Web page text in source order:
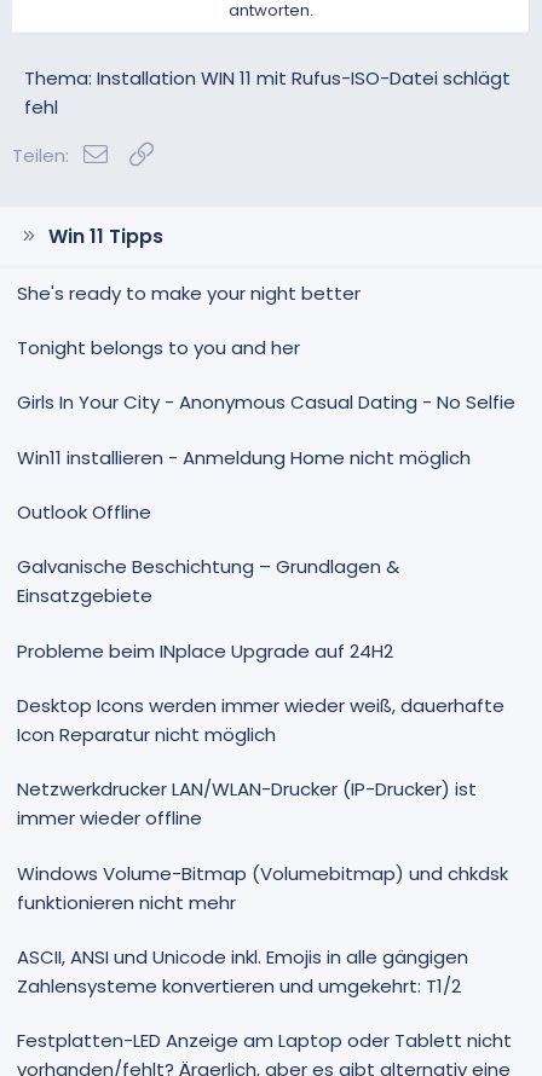
t
v
t
v
antworten.
Thema: Installation WIN 11 mit Rufus-ISO-Datei schlägt
fehl
Teilen:
E-Mail
Win 11 Tipps
She's ready to make your night better
Tonight belongs to you and her
Girls In Your City - Anonymous Casual Dating - No Selfie
Win11 installieren - Anmeldung Home nicht möglich
Outlook Offline
Galvanische Beschichtung – Grundlagen &
Einsatzgebiete
Probleme beim INplace Upgrade auf 24H2
Desktop Icons werden immer wieder weiß, dauerhafte
Icon Reparatur nicht möglich
Netzwerkdrucker LAN/WLAN-Drucker (IP-Drucker) ist
immer wieder offline
Windows Volume-Bitmap (Volumebitmap) und chkdsk
funktionieren nicht mehr
ASCII, ANSI und Unicode inkl. Emojis in alle gängigen
Zahlensysteme konvertieren und umgekehrt: T1/2
Festplatten-LED Anzeige am Laptop oder Tablett nicht
vorhanden/fehlt? Ärgerlich, aber es gibt alternativ eine